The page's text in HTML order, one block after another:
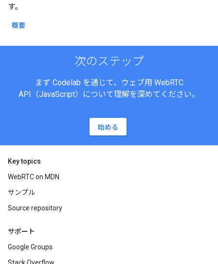
す。
概要
次のステップ
まず Codelab を通じて、ウェブ用 WebRTC
API（JavaScript）について理解を深めてください。
始める
Key topics
WebRTC on MDN
サンプル
Source repository
サポート
Google Groups